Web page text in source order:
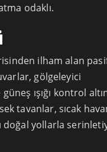
odaklı.
ilham alan
gölgeleyici
ışığı kontrol
tavanlar, sıcak
doğal yollarla